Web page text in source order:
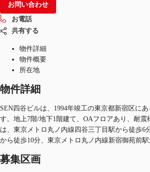
お問い合わせ
お電話
共有する
物件詳細
物件概要
所在地
物件詳細
SEN四谷ビルは、1994年竣工の東京都新宿区に
す。地上7階/地下1階建て、OAフロアあり、耐震
は、東京メトロ丸ノ内線四谷三丁目駅から徒歩6
から徒歩10分、東京メトロ丸ノ内線新宿御苑前駅
募集区画